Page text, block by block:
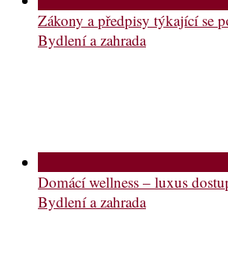
Zákony a předpisy týkající se
Bydlení a zahrada
Domácí wellness – luxus
Bydlení a zahrada